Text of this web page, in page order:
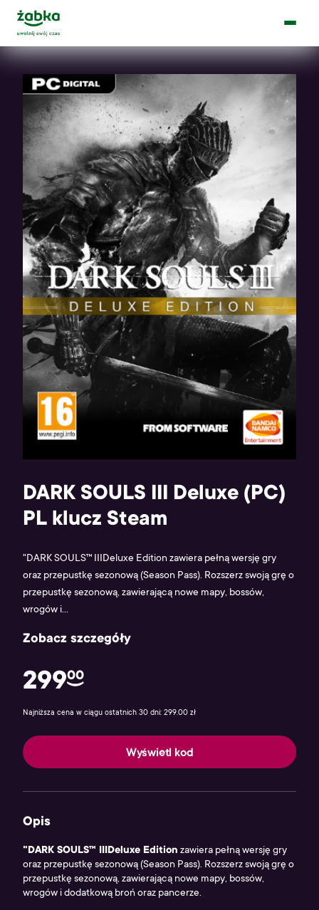
Main Logo
Menu
DARK SOULS III Deluxe (PC)
PL klucz Steam
"DARK SOULS™ IIIDeluxe Edition zawiera pełną wersję gry
oraz przepustkę sezonową (Season Pass). Rozszerz swoją grę o
przepustkę sezonową, zawierającą nowe mapy, bossów,
wrogów i...
Zobacz szczegóły
29900
Najniższa cena w ciągu ostatnich 30 dni: 299.00 zł
Wyświetl kod
Opis
"DARK SOULS™ IIIDeluxe Edition zawiera pełną wersję gry
oraz przepustkę sezonową (Season Pass). Rozszerz swoją grę o
przepustkę sezonową, zawierającą nowe mapy, bossów,
wrogów i dodatkową broń oraz pancerze.